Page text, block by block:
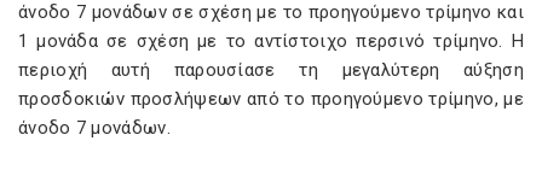
άνοδο 7 μονάδων σε σχέση με το προηγούμενο τρίμηνο και
1 μονάδα σε σχέση με το αντίστοιχο περσινό τρίμηνο. Η
περιοχή αυτή παρουσίασε τη μεγαλύτερη αύξηση
προσδοκιών προσλήψεων από το προηγούμενο τρίμηνο, με
άνοδο 7 μονάδων.